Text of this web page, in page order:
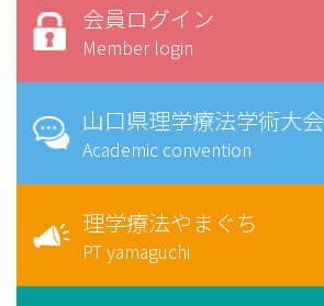
会員ログイン
Member login
山口県理学療法学術大会
Academic convention
理学療法やまぐち
PT yamaguchi